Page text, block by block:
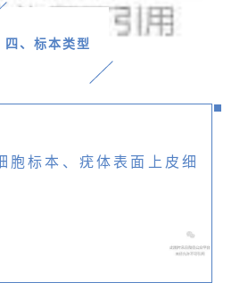
四、标本类型
胞标本、疣体表面上皮细